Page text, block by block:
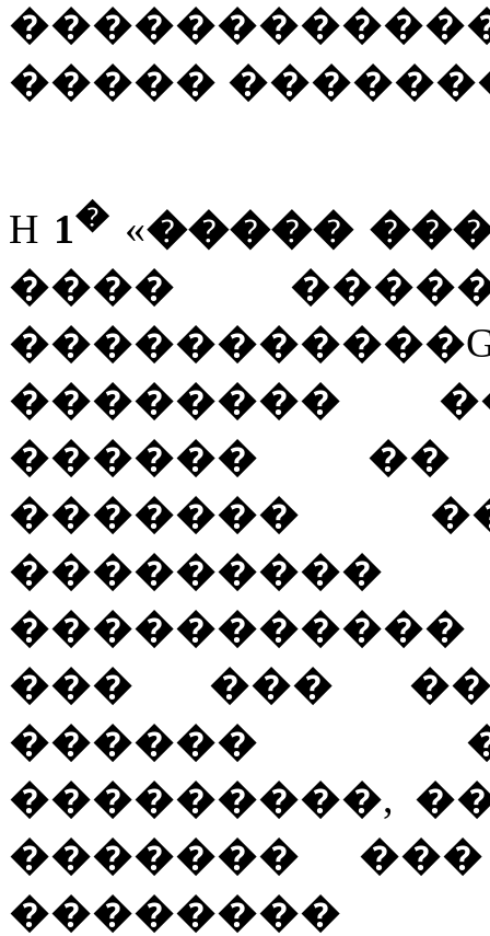
�����
H 1� «�����
����
��������
������ ��
�������
��� ���
������
���������,
�������